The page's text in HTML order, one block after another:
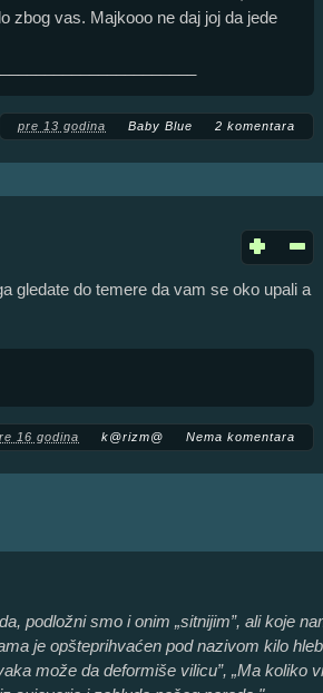
zbog vas. Majkooo ne daj joj da jede
pre 13 godina Baby Blue 2 komentara
gledate do temere da vam se oko upali a
16 godina k@rizm@ Nema komentara
podložni smo i onim „sitnijim”, ali koje
je opšteprihvaćen pod nazivom kilo
može da deformiše vilicu”, „Ma koliko